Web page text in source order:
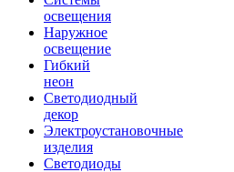
освещения
Наружное
освещение
Гибкий
неон
Светодиодный
декор
Электроустановочные
изделия
Светодиоды